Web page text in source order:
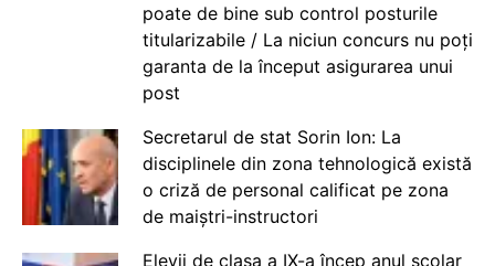
poate de bine sub control posturile
titularizabile / La niciun concurs nu poți
garanta de la început asigurarea unui
post
Secretarul de stat Sorin Ion: La
disciplinele din zona tehnologică există
o criză de personal calificat pe zona
de maiștri-instructori
Elevii de clasa a IX-a încep anul școlar